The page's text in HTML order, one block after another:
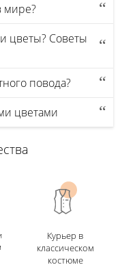
мире?
цветы? Советы
повода?
цветами
Курьер в
классическом
костюме